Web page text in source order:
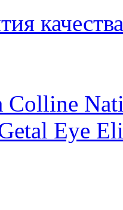
Eye